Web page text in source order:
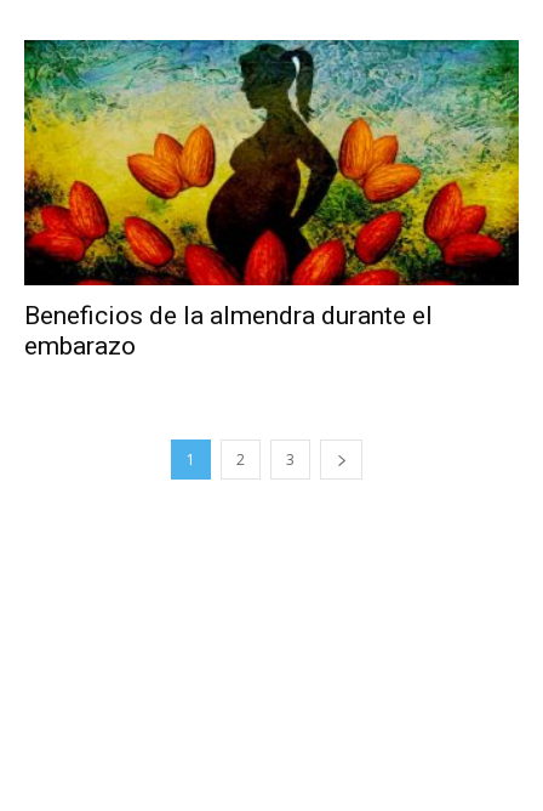
Beneficios de la almendra durante el
embarazo
1 2 3